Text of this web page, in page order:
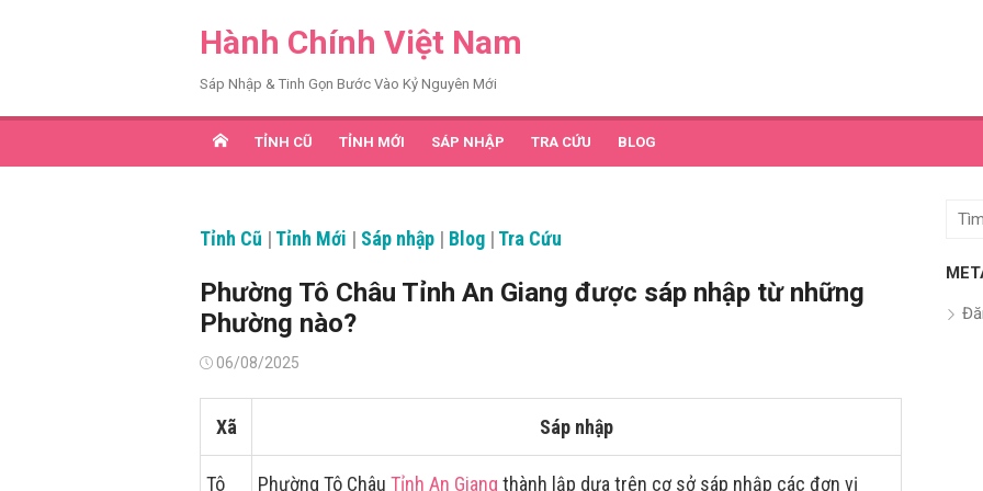
Hành Chính Việt Nam
Sáp Nhập & Tinh Gọn Bước Vào Kỷ Nguyên Mới
TỈNH CŨ TỈNH MỚI SÁP NHẬP TRA CỨU BLOG
Tỉnh Cũ | Tỉnh Mới | Sáp nhập | Blog | Tra Cứu
Phường Tô Châu Tỉnh An Giang được sáp nhập từ những
Phường nào?
Đăng06/08/2025
Xã Sáp nhập
Tô
Phường Tô Châu Tỉnh An Giang thành lập dựa trên cơ sở sáp nhập các đơn vị
Tìm
quả